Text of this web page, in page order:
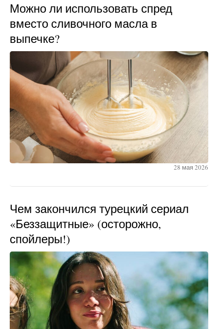
Можно ли использовать спред
вместо сливочного масла в
выпечке?
28 мая 2026
Чем закончился турецкий сериал
«Беззащитные» (осторожно,
спойлеры!)